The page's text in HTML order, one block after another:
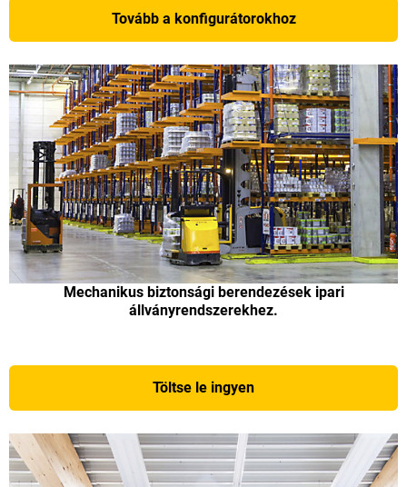
Tovább a konfigurátorokhoz
Mechanikus biztonsági berendezések ipari
állványrendszerekhez.
Töltse le ingyen